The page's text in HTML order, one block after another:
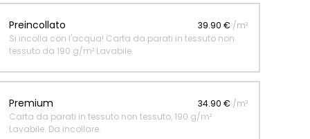
Preincollato 39.90 € /m²
Si incolla con l'acqua! Carta da parati in tessuto non
tessuto da 190 g/m² Lavabile.
Premium 34.90 € /m²
Carta da parati in tessuto non tessuto, 190 g/m²
Lavabile. Da incollare.